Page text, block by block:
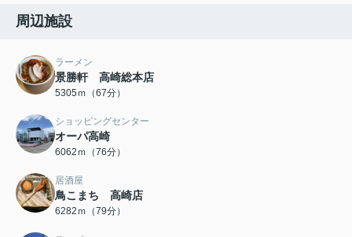
周辺施設
ラーメン
景勝軒 高崎総本店
5305ｍ（67分）
ショッピングセンター
オーパ高崎
6062ｍ（76分）
居酒屋
鳥こまち 高崎店
6282ｍ（79分）